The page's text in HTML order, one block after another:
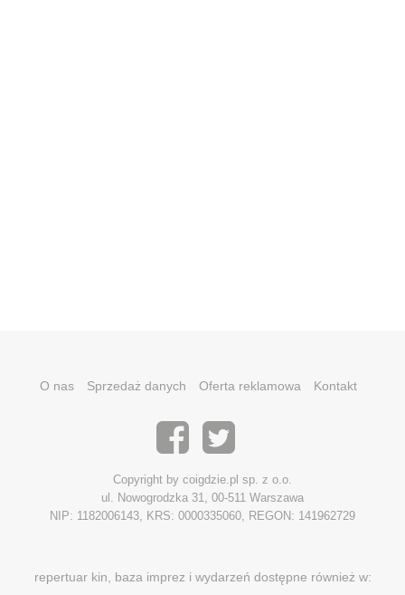
O nas Sprzedaż danych Oferta reklamowa Kontakt
Copyright by coigdzie.pl sp. z o.o.
ul. Nowogrodzka 31, 00-511 Warszawa
NIP: 1182006143, KRS: 0000335060, REGON: 141962729
repertuar kin, baza imprez i wydarzeń dostępne również w: